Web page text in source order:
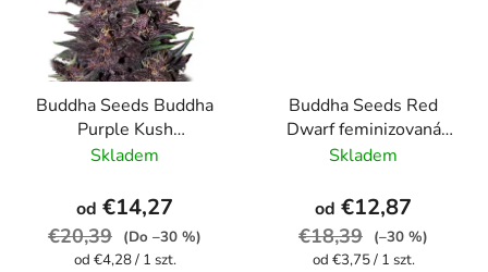
Buddha Seeds Buddha
Purple Kush
feminizovaná
Skladem
od €14,27
€20,39
(Do –30 %)
Cena
od €4,28 / 1 szt.
Buddha Seeds Red
Dwarf feminizovaná
autoflowering
Skladem
od €12,87
€18,39
(–30 %)
Cena
od €3,75 / 1 szt.